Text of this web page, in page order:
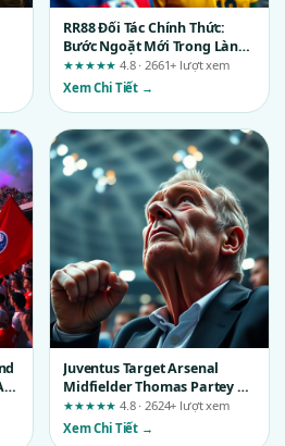
RR88 Đối Tác Chính Thức:
Bước Ngoặt Mới Trong Làng
Công Nghệ Giải Trí Trực
Tuyến
★★★★★4.8 · 2661+ lượt xem
Xem Chi Tiết →
Juventus Target Arsenal
Midfielder Thomas Partey As
January Reinforcement: A UX
Analysis of Who Fits, Who
★★★★★4.8 · 2624+ lượt xem
Xem Chi Tiết →